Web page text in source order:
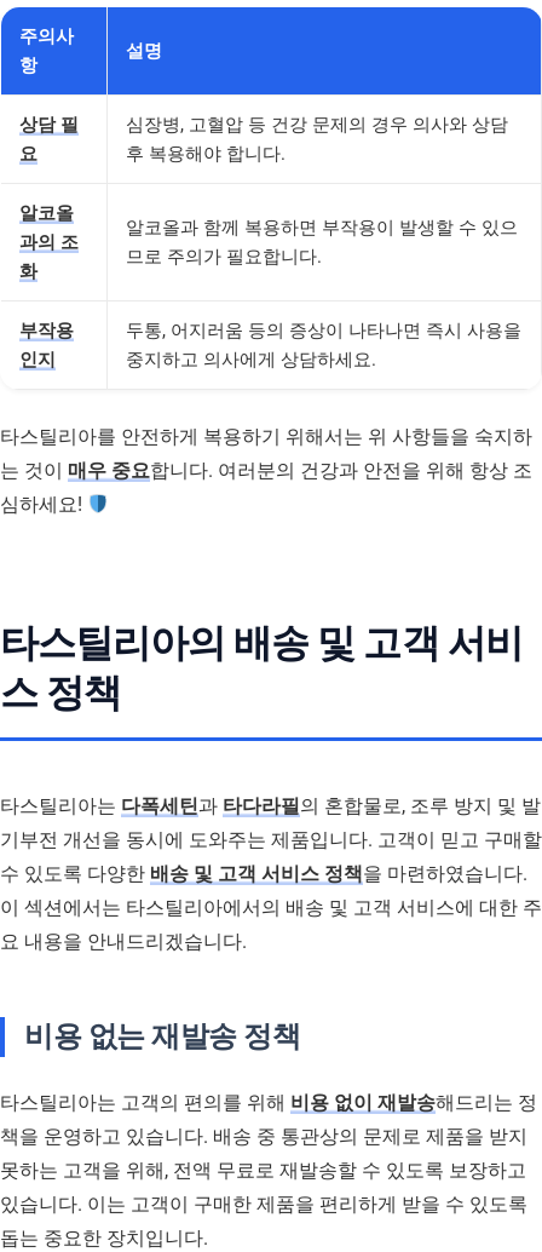
주의사
항
설명
상담 필
요
심장병, 고혈압 등 건강 문제의 경우 의사와 상담
후 복용해야 합니다.
알코올
과의 조
화
알코올과 함께 복용하면 부작용이 발생할 수 있으
므로 주의가 필요합니다.
부작용
인지
두통, 어지러움 등의 증상이 나타나면 즉시 사용을
중지하고 의사에게 상담하세요.
타스틸리아를 안전하게 복용하기 위해서는 위 사항들을 숙지하
는 것이 매우 중요합니다. 여러분의 건강과 안전을 위해 항상 조
심하세요!
타스틸리아의 배송 및 고객 서비
스 정책
타스틸리아는 다폭세틴과 타다라필의 혼합물로, 조루 방지 및 발
기부전 개선을 동시에 도와주는 제품입니다. 고객이 믿고 구매할
수 있도록 다양한 배송 및 고객 서비스 정책을 마련하였습니다.
이 섹션에서는 타스틸리아에서의 배송 및 고객 서비스에 대한 주
요 내용을 안내드리겠습니다.
비용 없는 재발송 정책
타스틸리아는 고객의 편의를 위해 비용 없이 재발송해드리는 정
책을 운영하고 있습니다. 배송 중 통관상의 문제로 제품을 받지
못하는 고객을 위해, 전액 무료로 재발송할 수 있도록 보장하고
있습니다. 이는 고객이 구매한 제품을 편리하게 받을 수 있도록
돕는 중요한 장치입니다.